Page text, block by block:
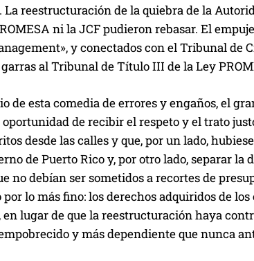
La reestructuración de la quiebra de la
ni la JCF pudieron rebasar. El
y conectados con el Tribunal de
al Tribunal de Título III de la Ley
de esta comedia de errores y engaños, el
de recibir el respeto y el trato
desde las calles y que, por un lado,
de Puerto Rico y, por otro lado, separar
no debían ser sometidos a recortes de
lo más fino: los derechos adquiridos de
en lugar de que la reestructuración haya
y más dependiente que nunca